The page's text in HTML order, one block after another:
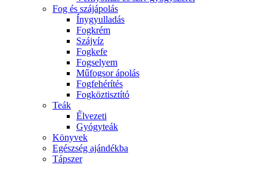
Fog és szájápolás
Í́nygyulladás
Fogkrém
Szájvíz
Fogkefe
Fogselyem
Műfogsor ápolás
Fogfehérítés
Fogköztisztító
Teák
É́lvezeti
Gyógyteák
Könyvek
Egészség ajándékba
Tápszer